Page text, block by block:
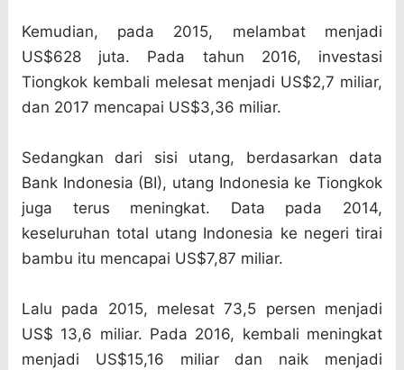
Kemudian, pada 2015, melambat menjadi
US$628 juta. Pada tahun 2016, investasi
Tiongkok kembali melesat menjadi US$2,7 miliar,
dan 2017 mencapai US$3,36 miliar.
Sedangkan dari sisi utang, berdasarkan data
Bank Indonesia (BI), utang Indonesia ke Tiongkok
juga terus meningkat. Data pada 2014,
keseluruhan total utang Indonesia ke negeri tirai
bambu itu mencapai US$7,87 miliar.
Lalu pada 2015, melesat 73,5 persen menjadi
US$ 13,6 miliar. Pada 2016, kembali meningkat
menjadi US$15,16 miliar dan naik menjadi